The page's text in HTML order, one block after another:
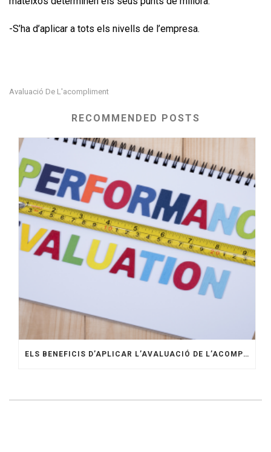
-S’ha d’aplicar a tots els nivells de l’empresa.
Avaluació De L'acompliment
RECOMMENDED POSTS
ELS BENEFICIS D’APLICAR L’AVALUACIÓ DE L’ACOMPLIMENT EN L’EMPRESA